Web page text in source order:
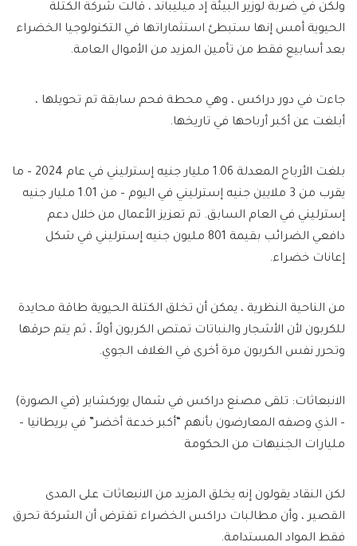
ولكن في ضربة لوزير البيئة إد ميليباند ، قالت شركة الكتلة
الحيوية أمس إنها ستبطئ استثماراتها في التكنولوجيا الخضراء
بعد أسابيع فقط من تأمين المزيد من الأموال العامة.
جاءت في دور دراكس ، وهي محطة فحم سابقة تم تحويلها ،
أبلغت عن أكبر أرباحها في تاريخها.
بلغت الأرباح المعدلة 1.06 مليار جنيه إسترليني في عام 2024 – ما
يقرب من 3 ملايين جنيه إسترليني في اليوم – من 1.01 مليار جنيه
إسترليني في العام السابق. تم تعزيز الأعمال من خلال دعم
دافعي الضرائب بقيمة 801 مليون جنيه إسترليني في شكل
إعانات خضراء.
من الناحية النظرية ، يمكن أن تخلق الكتلة الحيوية طاقة محايدة
للكربون لأن الأشجار والنباتات تمتص الكربون أولاً ، ثم يتم حرقها
وتحرر نفس الكربون مرة أخرى في الغلاف الجوي.
الانبعاثات: تلقى مصنع دراكس في شمال يوركشاير (في الصورة)
– الذي وصفه المعارضون بأنهم “أكبر خدعة أخضر” في بريطانيا –
مليارات الجنيهات من الحكومة
لكن النقاد يقولون إنه يخلق المزيد من الانبعاثات على المدى
القصير ، وأن مطالبات دراكس الخضراء تفترض أن الشركة تحرق
فقط المواد المستدامة.